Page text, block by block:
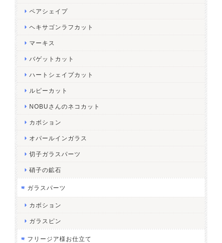
ペアシェイプ
ヘキサゴンラフカット
マーキス
バゲットカット
ハートシェイプカット
ルピーカット
NOBUさんのネコカット
カボション
オパールインガラス
切子ガラスパーツ
硝子の鉱石
ガラスパーツ
カボション
ガラスピン
フリージア様お仕立て